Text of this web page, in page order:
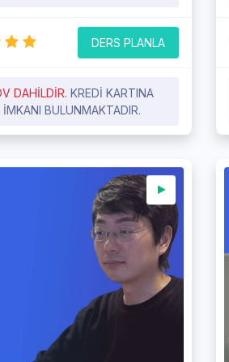
DERS PLANLA
DAHILDIR. KREDI KARTINA
BULUNMAKTADIR.